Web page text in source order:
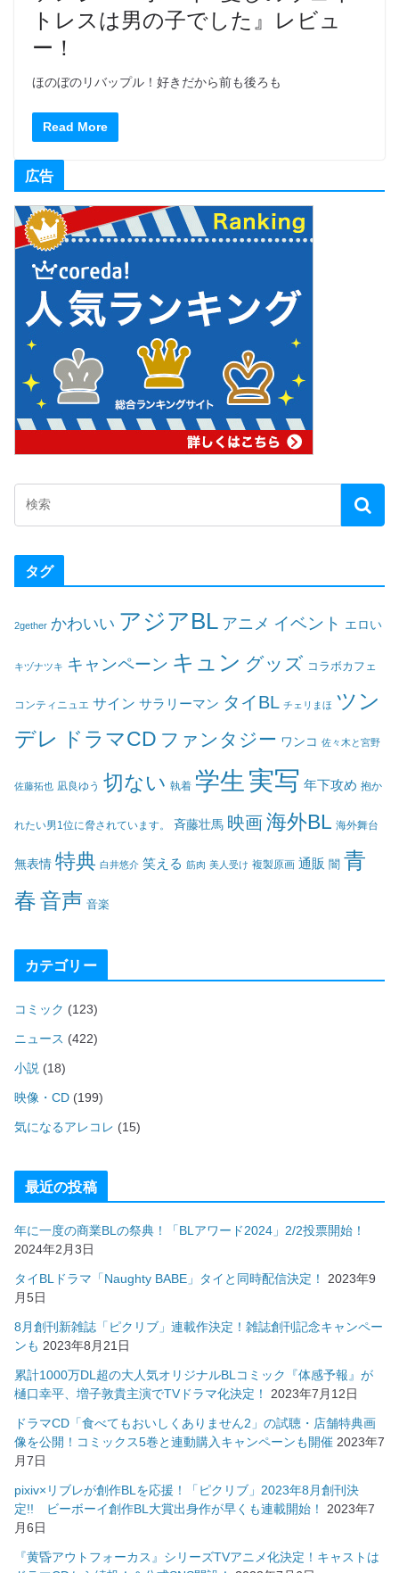
トレスは男の子でした』レビュ
ー！
ほのぼのリバップル！好きだから前も後ろも
Read More
広告
タグ
2gether かわいい アジアBL アニメ イベント エロい
キヅナツキ キャンペーン キュン グッズ コラボカフェ
コンティニュエ サイン サラリーマン タイBL チェリまほ ツン
デレ ドラマCD ファンタジー ワンコ 佐々木と宮野
佐藤拓也 凪良ゆう 切ない 執着 学生 実写 年下攻め 抱か
れたい男1位に脅されています。 斉藤壮馬 映画海外BL 海外舞台
無表情 特典 白井悠介 笑える 筋肉 美人受け 複製原画 通販 闇 青
春音声 音楽
カテゴリー
コミック (123)
ニュース (422)
小説 (18)
映像・CD (199)
気になるアレコレ (15)
最近の投稿
年に一度の商業BLの祭典！「BLアワード2024」2/2投票開始！
2024年2月3日
タイBLドラマ「Naughty BABE」タイと同時配信決定！
2023年9
月5日
8月創刊新雑誌「ピクリブ」連載作決定！雑誌創刊記念キャンペー
ンも 2023年8月21日
累計1000万DL超の大人気オリジナルBLコミック『体感予報』が
樋口幸平、増子敦貴主演でTVドラマ化決定！
2023年7月12日
ドラマCD「食べてもおいしくありません2」の試聴・店舗特典画
像を公開！コミックス5巻と連動購入キャンペーンも開催 2023年7
月7日
pixiv×リブレが創作BLを応援！「ピクリブ」2023年8月創刊決
定!! ビーボーイ創作BL大賞出身作が早くも連載開始！
2023年7
月6日
『黄昏アウトフォーカス』シリーズTVアニメ化決定！キャストは